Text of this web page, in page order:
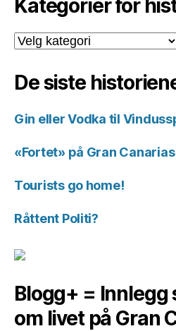
Kategorier for
Kategorier
for
De siste
Gin eller Vodka til
«Fortet» på Gran
Tourists go home!
Råttent Politi?
Blogg+ =
om livet på Gran